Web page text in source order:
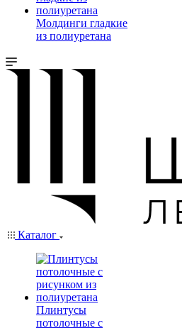
Молдинги гладкие
из полиуретана
Каталог
Плинтусы
потолочные с